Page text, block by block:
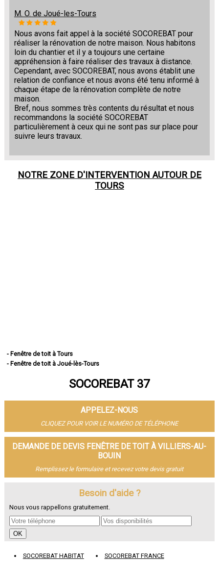
M. O. de Joué-les-Tours
Nous avons fait appel à la société SOCOREBAT pour
réaliser la rénovation de notre maison. Nous habitons
loin du chantier et il y a toujours une certaine
appréhension à faire réaliser des travaux à distance.
Cependant, avec SOCOREBAT, nous avons établit une
relation de confiance et nous avons été tenu informé à
chaque étape de la rénovation complète de notre
maison.
Bref, nous sommes très contents du résultat et nous
recommandons la société SOCOREBAT
particulièrement à ceux qui ne sont pas sur place pour
suivre leurs travaux.
NOTRE ZONE D'INTERVENTION AUTOUR DE
TOURS
- Fenêtre de toit à Tours
- Fenêtre de toit à Joué-lès-Tours
- Fenêtre de toit à Saint-Pierre-des-Corps
- Fenêtre de toit à Amboise
- Fenêtre de toit à Chambray-lès-Tours
- Fenêtre de toit à Montlouis-sur-Loire
- Fenêtre de toit à Fondettes
- Fenêtre de toit à La Riche
- Fenêtre de toit à Chinon
- Fenêtre de toit à Monts
- Fenêtre de toit à Bléré
- Fenêtre de toit à Luynes
- Fenêtre de toit à La Ville-aux-Dames
- Fenêtre de toit à Esvres
- Fenêtre de toit à Sainte-Maure-de-Touraine
SOCOREBAT 37
APPELEZ-NOUS
CLIQUEZ POUR VOIR LE NUMÉRO DE TÉLÉPHONE
DEMANDE DE DEVIS FENÊTRE DE TOIT À VILLIERS-AU-
BOUIN
Remplissez le formulaire et recevez votre devis gratuit
Besoin d'aide ?
Nous vous rappellons gratuitement.
SOCOREBAT HABITAT SOCOREBAT FRANCE